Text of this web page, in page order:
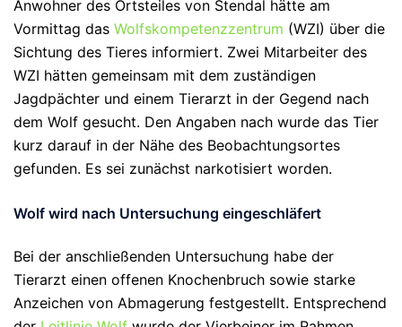
Anwohner des Ortsteiles von Stendal hätte am
Vormittag das Wolfskompetenzzentrum (WZI) über die
Sichtung des Tieres informiert. Zwei Mitarbeiter des
WZI hätten gemeinsam mit dem zuständigen
Jagdpächter und einem Tierarzt in der Gegend nach
dem Wolf gesucht. Den Angaben nach wurde das Tier
kurz darauf in der Nähe des Beobachtungsortes
gefunden. Es sei zunächst narkotisiert worden.
Wolf wird nach Untersuchung eingeschläfert
Bei der anschließenden Untersuchung habe der
Tierarzt einen offenen Knochenbruch sowie starke
Anzeichen von Abmagerung festgestellt. Entsprechend